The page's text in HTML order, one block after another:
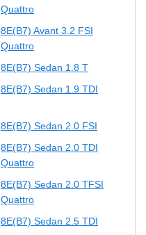
Quattro
8E(B7) Avant 3.2 FSI
Quattro
8E(B7) Sedan 1.8 T
8E(B7) Sedan 1.9 TDI
8E(B7) Sedan 2.0 FSI
8E(B7) Sedan 2.0 TDI
Quattro
8E(B7) Sedan 2.0 TFSI
Quattro
8E(B7) Sedan 2.5 TDI